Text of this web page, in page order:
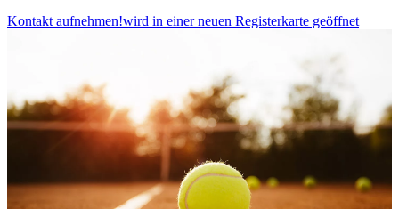
Kontakt aufnehmen!wird in einer neuen Registerkarte geöffnet